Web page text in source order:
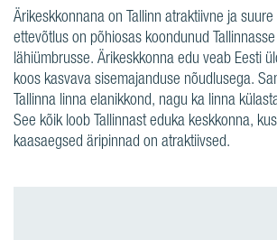
Ärikeskkonnana on Tallinn atraktiivne ja
ettevõtlus on põhiosas koondunud
lähiümbrusse. Ärikeskkonna edu veab Eesti
koos kasvava sisemajanduse nõudlusega.
Tallinna linna elanikkond, nagu ka linna
See kõik loob Tallinnast eduka keskkonna,
kaasaegsed äripinnad on atraktiivsed.